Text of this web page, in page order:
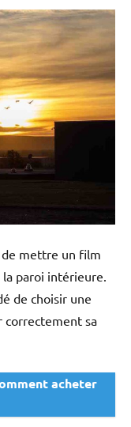
de mettre un film
paroi intérieure.
de choisir une
correctement sa
acheter